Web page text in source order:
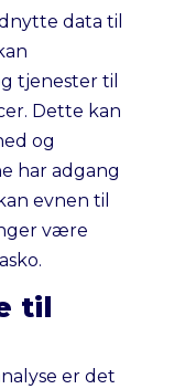
data til
tjenester til
Dette kan
og
har adgang
evnen til
være
til
er det